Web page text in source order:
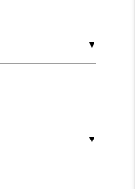
▼
▼